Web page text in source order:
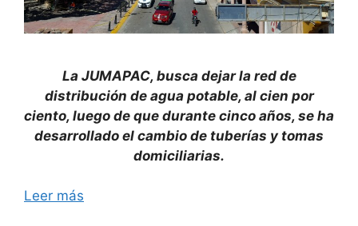
La JUMAPAC, busca dejar la red de
distribución de agua potable, al cien por
ciento, luego de que durante cinco años, se ha
desarrollado el cambio de tuberías y tomas
domiciliarias.
Leer más